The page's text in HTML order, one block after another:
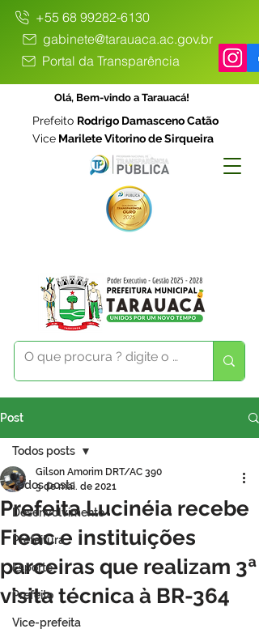
+55 68 99282-6130
gabinete@tarauaca.ac.gov.br
Portal da Transparência
Olá, Bem-vindo a Tarauacá!
Prefeito Rodrigo Damasceno Catão
Vice Marilete Vitorino de Sirqueira
Post
Todos posts
Desenvolvimento
Prefeitura
Esporte
Prefeito
Vice-prefeita
Todos posts
Prefeita Lucinéia recebe
Fieac e instituições
parceiras que realizam 3ª
visita técnica à BR-364
Gilson Amorim DRT/AC 390
3 de mai. de 2021